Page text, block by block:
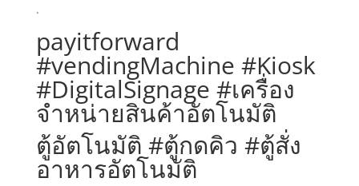
.
payitforward
#vendingMachine #Kiosk
#DigitalSignage #เครื่อง
จำหน่ายสินค้าอัตโนมัติ
ตู้อัตโนมัติ #ตู้กดคิว #ตู้สั่ง
อาหารอัตโนมัติ